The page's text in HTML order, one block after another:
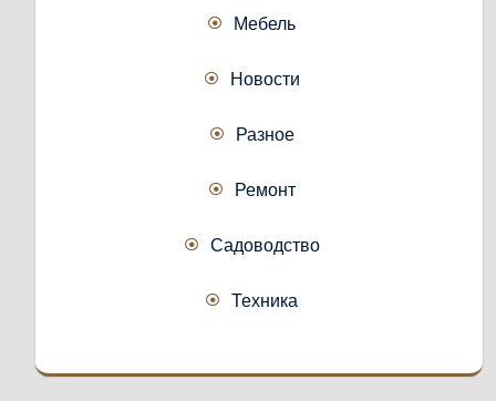
Мебель
Новости
Разное
Ремонт
Садоводство
Техника